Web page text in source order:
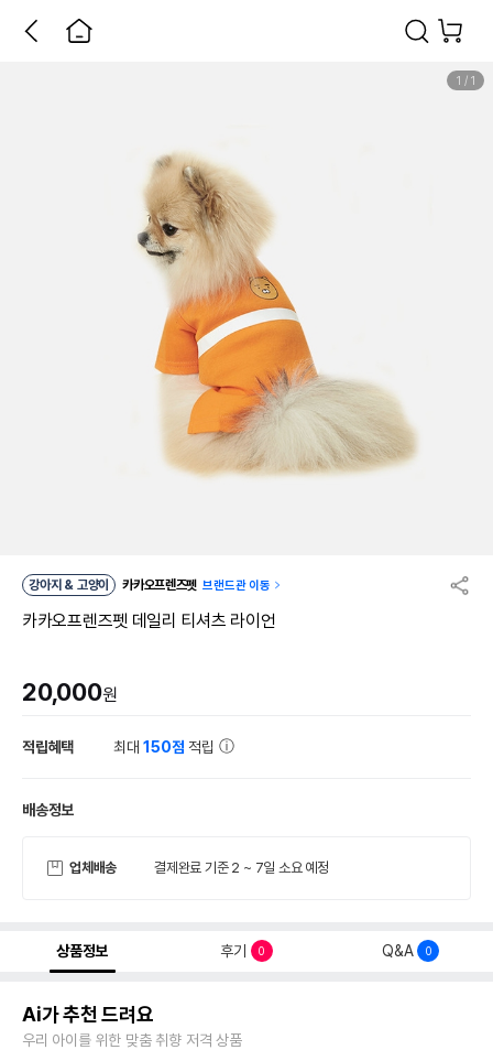
1 / 1
강아지 & 고양이 카카오프렌즈펫 브랜드관 이동
카카오프렌즈펫 데일리 티셔츠 라이언
20,000원
적립혜택 최대150점 적립
배송정보
업체배송 결제완료 기준 2 ~ 7일 소요 예정
상품정보 후기 0 Q&A 0
Ai가 추천 드려요
우리 아이를 위한 맞춤 취향 저격 상품